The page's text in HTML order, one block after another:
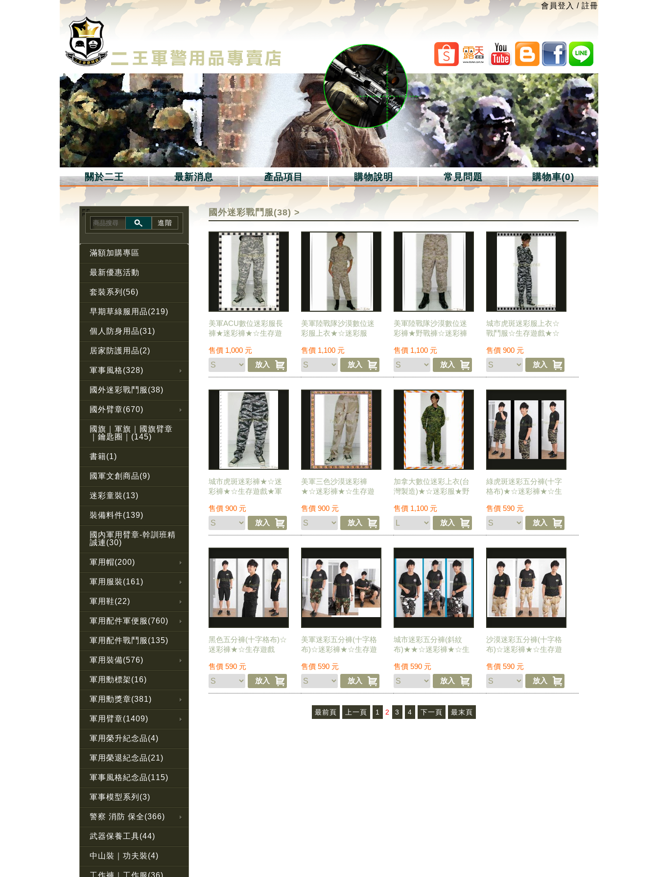
會員登入 / 註冊
關於二王 最新消息 產品項目 購物說明 常見問題 購物車(0)
進階
滿額加購專區
最新優惠活動
套裝系列(56)
早期草綠服用品(219)
個人防身用品(31)
居家防護用品(2)
軍事風格(328)
國外迷彩戰鬥服(38)
國外臂章(670)
國旗｜軍旗｜國旗臂章
｜鑰匙圈｜(145)
書籍(1)
國軍文創商品(9)
迷彩童裝(13)
裝備料件(139)
國內軍用臂章-幹訓班精
誠連(30)
軍用帽(200)
軍用服裝(161)
軍用鞋(22)
軍用配件軍便服(760)
軍用配件戰鬥服(135)
軍用裝備(576)
軍用勳標架(16)
軍用勳獎章(381)
軍用臂章(1409)
軍用榮升紀念品(4)
軍用榮退紀念品(21)
軍事風格紀念品(115)
軍事模型系列(3)
警察 消防 保全(366)
武器保養工具(44)
中山裝｜功夫裝(4)
工作褲｜工作服(36)
國外迷彩戰鬥服(38) >
美軍ACU數位迷彩服長
褲★迷彩褲★☆生存遊
售價 1,000 元
美軍陸戰隊沙漠數位迷
彩服上衣★☆迷彩服
售價 1,100 元
美軍陸戰隊沙漠數位迷
彩褲★野戰褲☆迷彩褲
★MARPAT
售價 1,100 元
城市虎斑迷彩服上衣☆
戰鬥服☆生存遊戲★☆
售價900 元
城市虎斑迷彩褲★☆迷
彩褲★☆生存遊戲★軍
售價900 元
美軍三色沙漠迷彩褲
★☆迷彩褲★☆生存遊
售價900 元
加拿大數位迷彩上衣(台
灣製造)★☆迷彩服★野
售價 1,100 元
綠虎斑迷彩五分褲(十字
格布)★☆迷彩褲★☆生
★☆潮流
售價590 元
黑色五分褲(十字格布)☆
迷彩褲★☆生存遊戲
作褲
售價590 元
美軍迷彩五分褲(十字格
布)☆迷彩褲★☆生存遊
售價590 元
城市迷彩五分褲(斜紋
布)★★☆迷彩褲★☆生
售價590 元
沙漠迷彩五分褲(十字格
布)☆迷彩褲★☆生存遊
售價590 元
最前頁 上一頁 1 2 3 4 下一頁 最末頁